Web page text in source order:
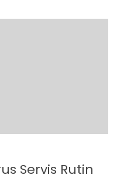
Servis Rutin